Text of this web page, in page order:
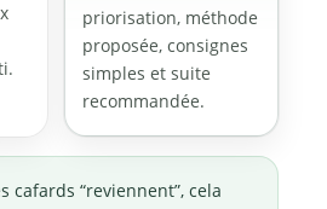
priorisation, méthode
proposée, consignes
simples et suite
recommandée.
cafards “reviennent”, cela